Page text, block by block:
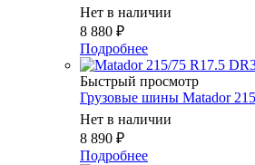
Нет в наличии
8 880 ₽
Подробнее
Быстрый просмотр
Грузовые шины Matador
Нет в наличии
8 890 ₽
Подробнее